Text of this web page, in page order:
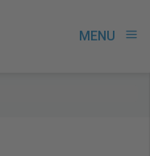
MENU menu